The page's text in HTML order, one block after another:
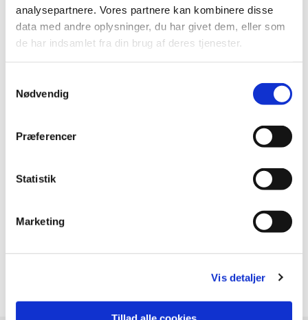
analysepartnere. Vores partnere kan kombinere disse
data med andre oplysninger, du har givet dem, eller som
de har indsamlet fra din brug af deres tjenester.
Nødvendig
Præferencer
Statistik
Marketing
Vis detaljer
og